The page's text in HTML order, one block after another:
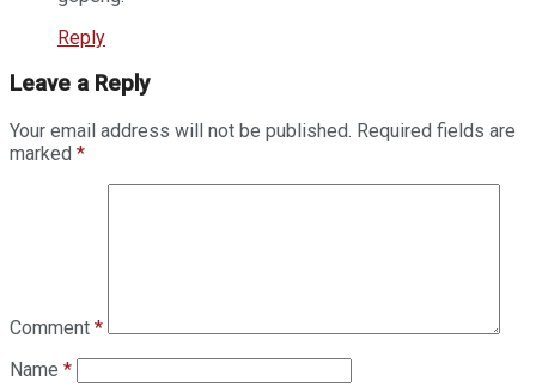
Reply
Leave a Reply
Your email address will not be published. Required fields are
marked *
Comment *
Name *